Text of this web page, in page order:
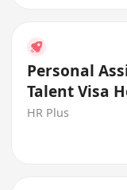
Personal
Talent Visa
HR Plus